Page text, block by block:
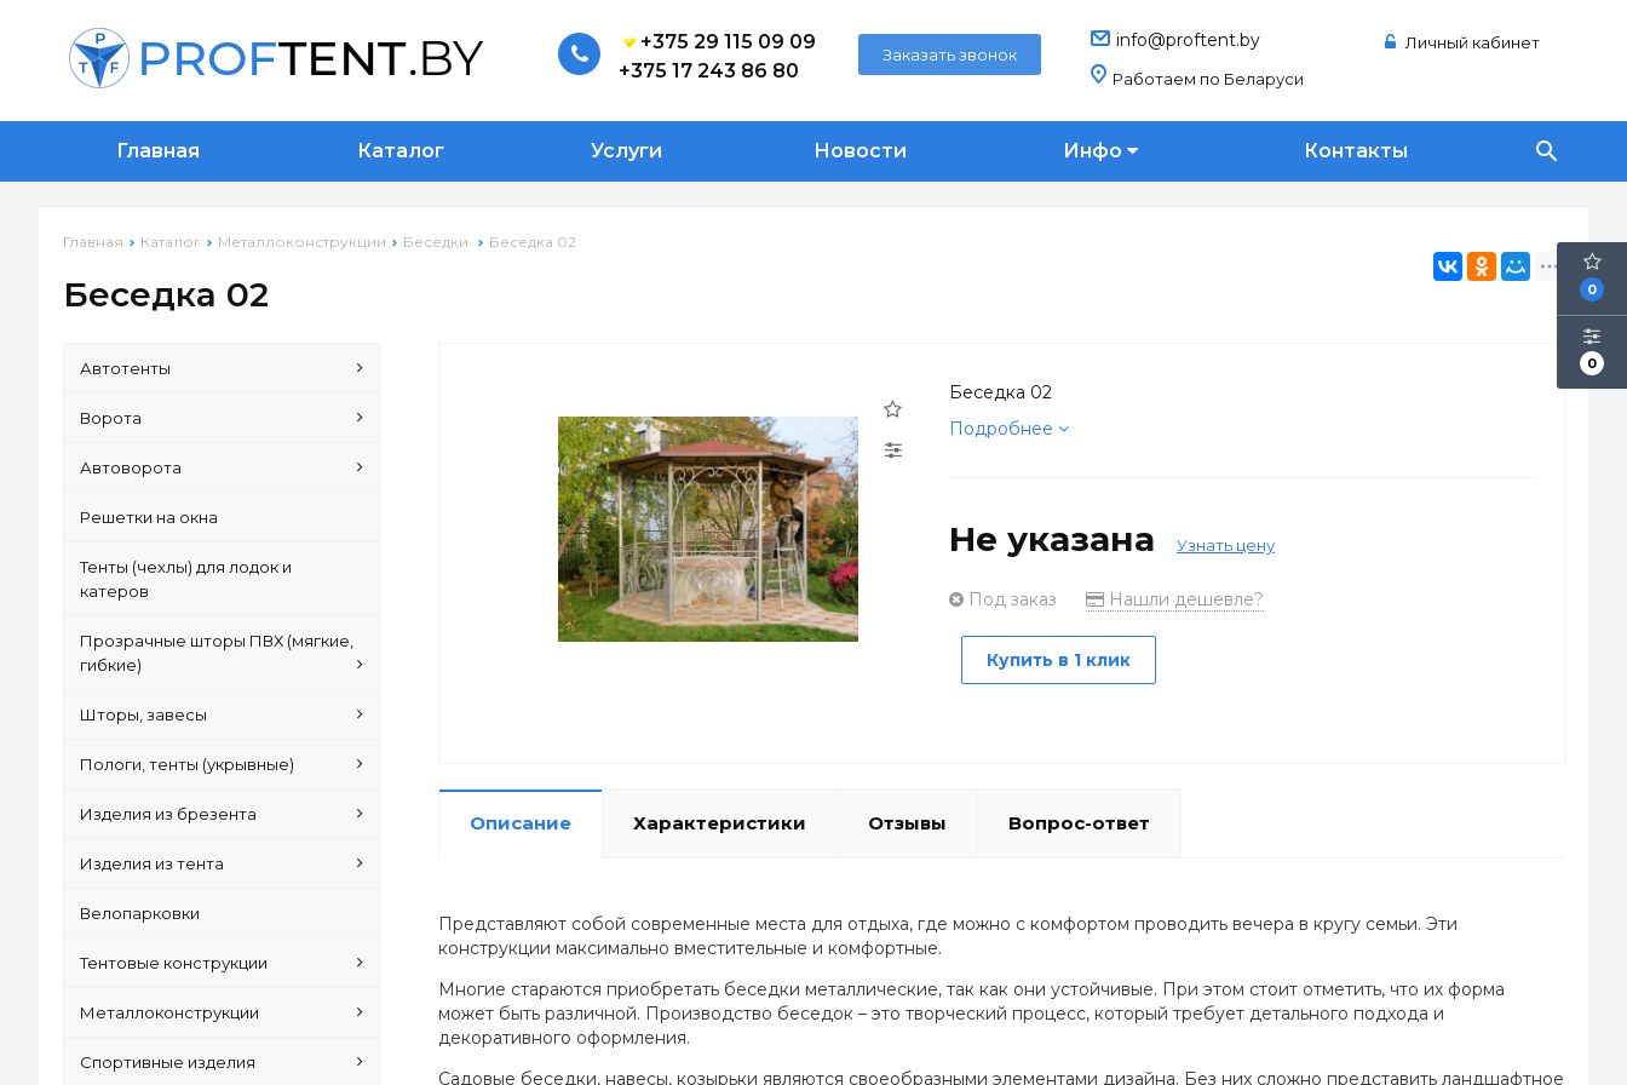
Личный кабинет
+375 29 115 09 09
+375 17 243 86 80
Заказать звонок
info@proftent.by
Работаем по Беларуси
Главная Каталог Услуги Новости Инфо Контакты search
Главная Каталог Металлоконструкции Беседки Беседка 02
Беседка 02 0
0
Автотенты
Ворота
Автоворота
Решетки на окна
Тенты (чехлы) для лодок и
катеров
Прозрачные шторы ПВХ (мягкие,
гибкие)
Шторы, завесы
Пологи, тенты (укрывные)
Изделия из брезента
Изделия из тента
Велопарковки
Тентовые конструкции
Металлоконструкции
Спортивные изделия
Беседка 02
Подробнее
Не указана Узнать цену
Под заказ Нашли дешевле?
Купить в 1 клик
Описание Характеристики Отзывы Вопрос-ответ
Представляют собой современные места для отдыха, где можно с комфортом проводить вечера в кругу семьи. Эти
конструкции максимально вместительные и комфортные.
Многие стараются приобретать беседки металлические, так как они устойчивые. При этом стоит отметить, что их форма
может быть различной. Производство беседок – это творческий процесс, который требует детального подхода и
декоративного оформления.
Садовые беседки, навесы, козырьки являются своеобразными элементами дизайна. Без них сложно представить ландшафтное